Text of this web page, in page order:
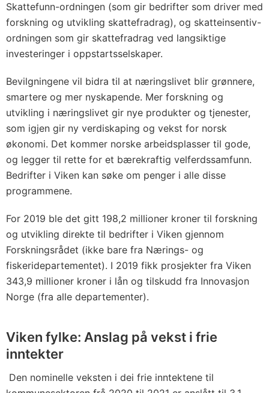
Skattefunn-ordningen (som gir bedrifter som driver med
forskning og utvikling skattefradrag), og skatteinsentiv-
ordningen som gir skattefradrag ved langsiktige
investeringer i oppstartsselskaper.
Bevilgningene vil bidra til at næringslivet blir grønnere,
smartere og mer nyskapende. Mer forskning og
utvikling i næringslivet gir nye produkter og tjenester,
som igjen gir ny verdiskaping og vekst for norsk
økonomi. Det kommer norske arbeidsplasser til gode,
og legger til rette for et bærekraftig velferdssamfunn.
Bedrifter i Viken kan søke om penger i alle disse
programmene.
For 2019 ble det gitt 198,2 millioner kroner til forskning
og utvikling direkte til bedrifter i Viken gjennom
Forskningsrådet (ikke bare fra Nærings- og
fiskeridepartementet). I 2019 fikk prosjekter fra Viken
343,9 millioner kroner i lån og tilskudd fra Innovasjon
Norge (fra alle departementer).
Viken fylke: Anslag på vekst i frie
inntekter
Den nominelle veksten i dei frie inntektene til